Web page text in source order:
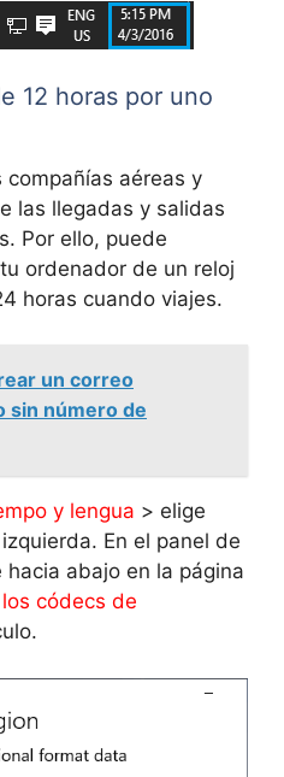
12 horas por uno
aéreas y
las llegadas y salidas
Por ello, puede
ordenador de un reloj
horas cuando viajes.
un correo
sin número de
y lengua > elige
En el panel de
abajo en la página
códecs de